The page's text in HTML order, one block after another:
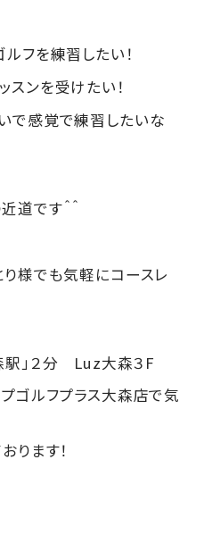
フを練習したい！
ンを受けたい！
で感覚で練習したいな
です＾＾
様でも気軽にコースレ
駅」２分 Luz大森３F
ゴルフプラス大森店で気
ります！